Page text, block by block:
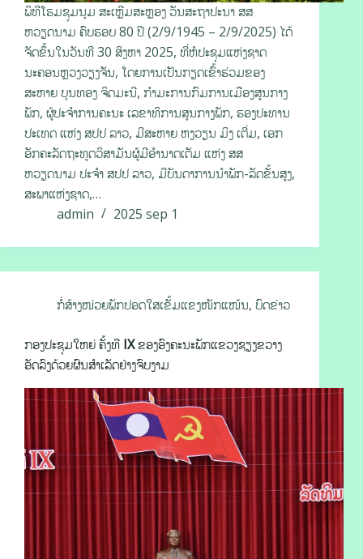
ພິທີໂຮມຊຸມນຸມ ສະເຫຼີມສະຫຼອງ ວັນສະຖາປະນາ ສສ
ຫວຽດນາມ ຄົບຮອບ 80 ປີ (2/9/1945 – 2/9/2025) ໄດ້
ຈັດຂຶ້ນໃນວັນທີ 30 ສິງຫາ 2025, ທີ່ຫໍປະຊຸມແຫ່ງຊາດ
ນະຄອນຫຼວງວຽງຈັນ, ໂດຍການເປັນກຽດເຂົ້າຮ່ວມຂອງ
ສະຫາຍ ບຸນທອງ ຈິດມະນີ, ກຳມະການກົມການເມືອງສູນກາງ
ພັກ, ຜູ້ປະຈຳການຄະນະ ເລຂາທິການສູນກາງພັກ, ຮອງປະທານ
ປະເທດ ແຫ່ງ ສປປ ລາວ, ມີສະຫາຍ ຫງວຽນ ມິງ ເຕີ່ມ, ເອກ
ອັກຄະລັດຖະທູດວິສາມັນຜູ້ມີອຳນາດເຕັມ ແຫ່ງ ສສ
ຫວຽດນາມ ປະຈຳ ສປປ ລາວ, ມີບັນດາການນໍາພັກ-ລັດຂັ້ນສູງ,
ສະພາແຫ່ງຊາດ,…
admin
2025 sep 1
ກໍ່ສ້າງໜ່ວຍພັກປອດໃສເຂັ້ມແຂງໜັກແໜ້ນ, ບົດຂ່າວ
ກອງປະຊຸມໃຫຍ່ ຄັ້ງທີ IX ຂອງອົງຄະນະພັກແຂວງຊຽງຂວາງ
ອັດລົງດ້ວຍຜົນສຳເລັດຢ່າງຈົບງາມ